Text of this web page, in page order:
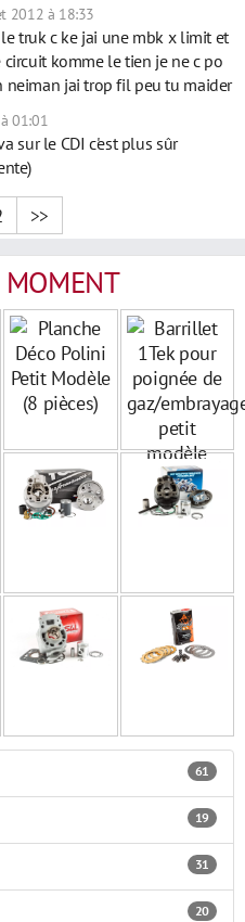
2012 à 18:33
truk c ke jai une mbk x limit et
komme le tien je ne c po
neiman jai trop fil peu tu maider
01:01
sur le CDI c'est plus sûr
>>
61
19
31
20